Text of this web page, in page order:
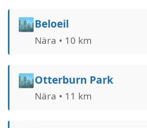
🏙️Beloeil
Nära • 10 km
🏙️Otterburn Park
Nära • 11 km